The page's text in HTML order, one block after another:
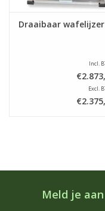
Draaibaar wafelijzer
Incl.
Excl.
Meld je